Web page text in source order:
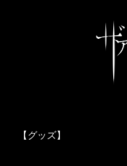
正しくお付き合いください
【グッズ】